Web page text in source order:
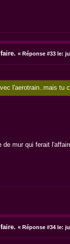
« Réponse #33 le:
l'aerotrain..mais
mur qui ferait
« Réponse #34 le: